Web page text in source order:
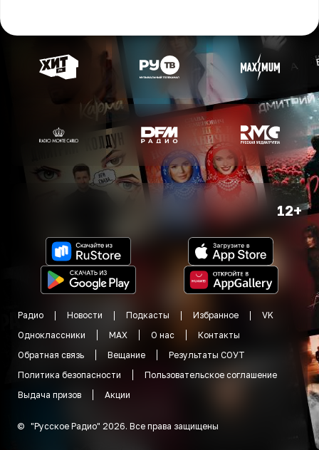
12+
Радио Новости Подкасты Избранное
VK
Одноклассники
MAX О нас
Контакты
Обратная связь
Вещание
Результаты СОУТ
Политика безопасности
Пользовательское соглашение
Выдача призов
Акции
© "Русское Радио" 2026. Все права защищены